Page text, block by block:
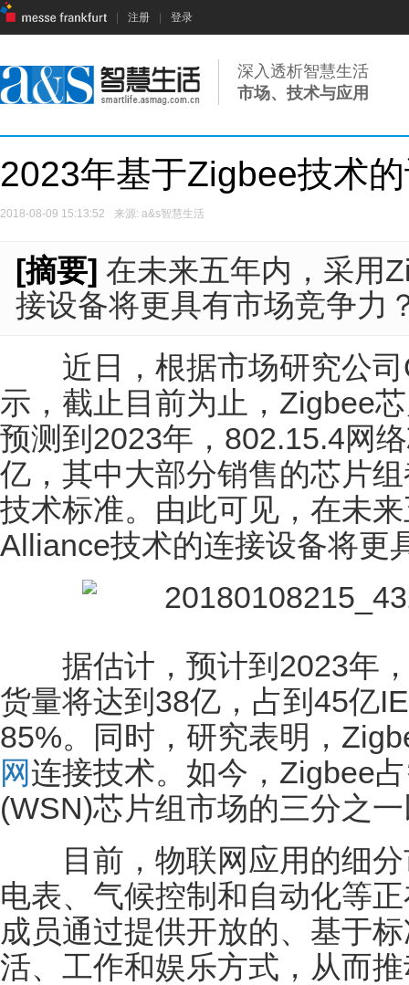
注册 登录
深入透析智慧生活
市场、技术与应用
2023年基于Zigbee技术
2018-08-09 15:13:52 来源: a&s智慧生活
[摘要] 在未来五年内，采用
接设备将更具有市场竞争力
近日，根据市场研究公司
示，截止目前为止，Zigbee
预测到2023年，802.15.4网
亿，其中大部分销售的芯片
技术标准。由此可见，在未
Alliance技术的连接设备将更
据估计，预计到2023年，
货量将达到38亿，占到45亿
85%。同时，研究表明，
网连接技术。如今，Zigbee
(WSN)芯片组市场的三分之
目前，物联网应用的细分
电表、气候控制和自动化等
成员通过提供开放的、基于
活、工作和娱乐方式，从而